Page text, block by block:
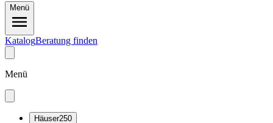
Menü
KatalogBeratung finden
Menü
Häuser250